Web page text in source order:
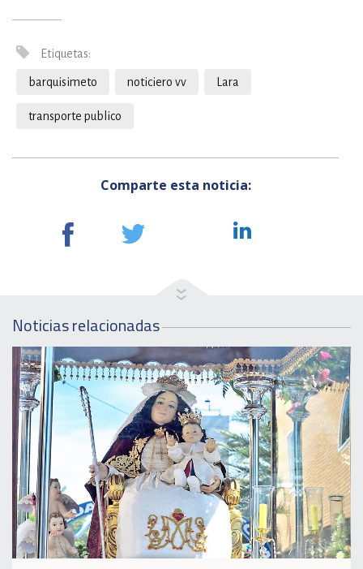
Etiquetas:
barquisimeto noticiero vv Lara
transporte publico
Comparte esta noticia:
Noticias relacionadas